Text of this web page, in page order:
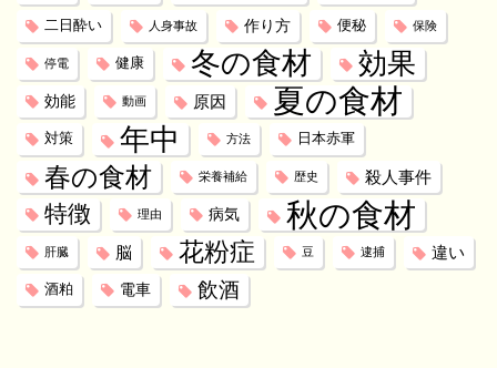
二日酔い 人身事故 作り方 便秘 保険
停電 健康 冬の食材 効果
効能 動画 原因 夏の食材
対策 年中 方法 日本赤軍
春の食材 栄養補給 歴史 殺人事件
特徴 理由 病気 秋の食材
肝臓 脳 花粉症 豆 逮捕 違い
酒粕 電車 飲酒